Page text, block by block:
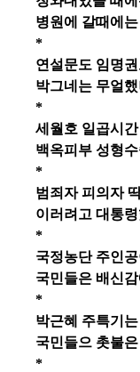
병원에 갈때에는
*
연설문도 임명권
박그네는 무얼했
*
세월호 일곱시간
백옥피부 성형수
*
범죄자 피의자
이러려고 대통령
*
국정농단 주인공
국민들은 배신감
*
박근혜 주특기는
국민들으 촛불은
*